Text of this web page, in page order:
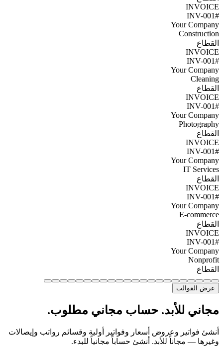
INVOICE
#INV-001
Your Company
Construction
القطاع
INVOICE
#INV-001
Your Company
Cleaning
القطاع
INVOICE
#INV-001
Your Company
Photography
القطاع
INVOICE
#INV-001
Your Company
IT Services
القطاع
INVOICE
#INV-001
Your Company
E-commerce
القطاع
INVOICE
#INV-001
Your Company
Nonprofit
القطاع
عرض القوالب
مجاني للأبد. حساب مجاني مطلوب.
أنشئ فواتير وعروض أسعار وفواتير أولية وقسائم رواتب وإيصالات
وغيرها — مجاناً للأبد. أنشئ حساباً مجانياً للبدء.